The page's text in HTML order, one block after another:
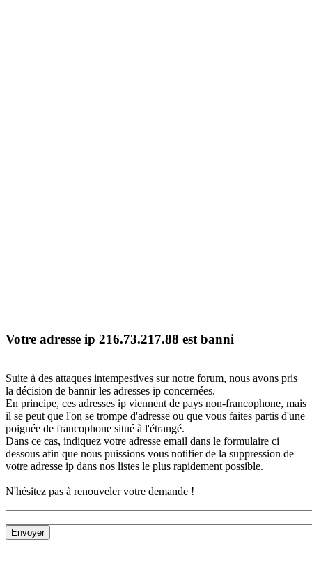
Votre adresse ip 216.73.217.88 est banni
Suite à des attaques intempestives sur notre forum, nous avons pris
la décision de bannir les adresses ip concernées.
En principe, ces adresses ip viennent de pays non-francophone, mais
il se peut que l'on se trompe d'adresse ou que vous faites partis d'une
poignée de francophone situé à l'étrangé.
Dans ce cas, indiquez votre adresse email dans le formulaire ci
dessous afin que nous puissions vous notifier de la suppression de
votre adresse ip dans nos listes le plus rapidement possible.
N'hésitez pas à renouveler votre demande !